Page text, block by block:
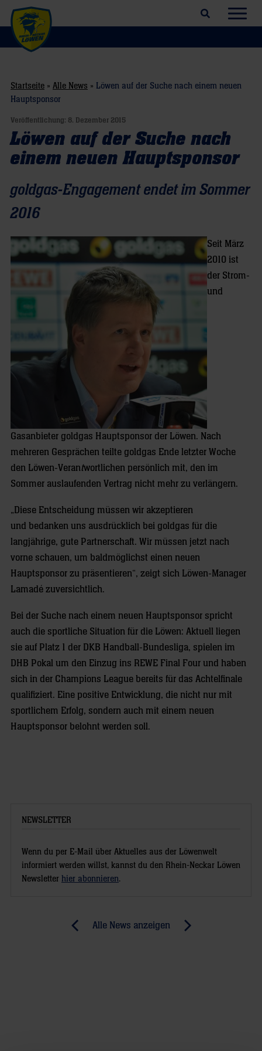
Suchfeld öffnen
Startseite » Alle News » Löwen auf der Suche nach einem neuen
Hauptsponsor
Veröffentlichung: 8. Dezember 2015
Löwen auf der Suche nach
einem neuen Hauptsponsor
goldgas-Engagement endet im Sommer
2016
Seit März
2010 ist
der Strom-
und
Gasanbieter goldgas Hauptsponsor der Löwen. Nach
mehreren Gesprächen teilte goldgas Ende letzter Woche
den Löwen-Verantwortlichen persönlich mit, den im
Sommer auslaufenden Vertrag nicht mehr zu verlängern.
„Diese Entscheidung müssen wir akzeptieren
und bedanken uns ausdrücklich bei goldgas für die
langjährige, gute Partnerschaft. Wir müssen jetzt nach
vorne schauen, um baldmöglichst einen neuen
Hauptsponsor zu präsentieren“, zeigt sich Löwen-Manager
Lamadé zuversichtlich.
Bei der Suche nach einem neuen Hauptsponsor spricht
auch die sportliche Situation für die Löwen: Aktuell liegen
sie auf Platz 1 der DKB Handball-Bundesliga, spielen im
DHB Pokal um den Einzug ins REWE Final Four und haben
sich in der Champions League bereits für das Achtelfinale
qualifiziert. Eine positive Entwicklung, die nicht nur mit
sportlichem Erfolg, sondern auch mit einem neuen
Hauptsponsor belohnt werden soll.
NEWSLETTER
Wenn du per E-Mail über Aktuelles aus der Löwenwelt
informiert werden willst, kannst du den Rhein-Neckar Löwen
Newsletter hier abonnieren.
Alle News anzeigen